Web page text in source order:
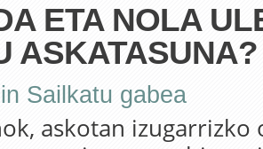
ETA NOLA
ASKATASUNA?
Sailkatu gabea
askotan